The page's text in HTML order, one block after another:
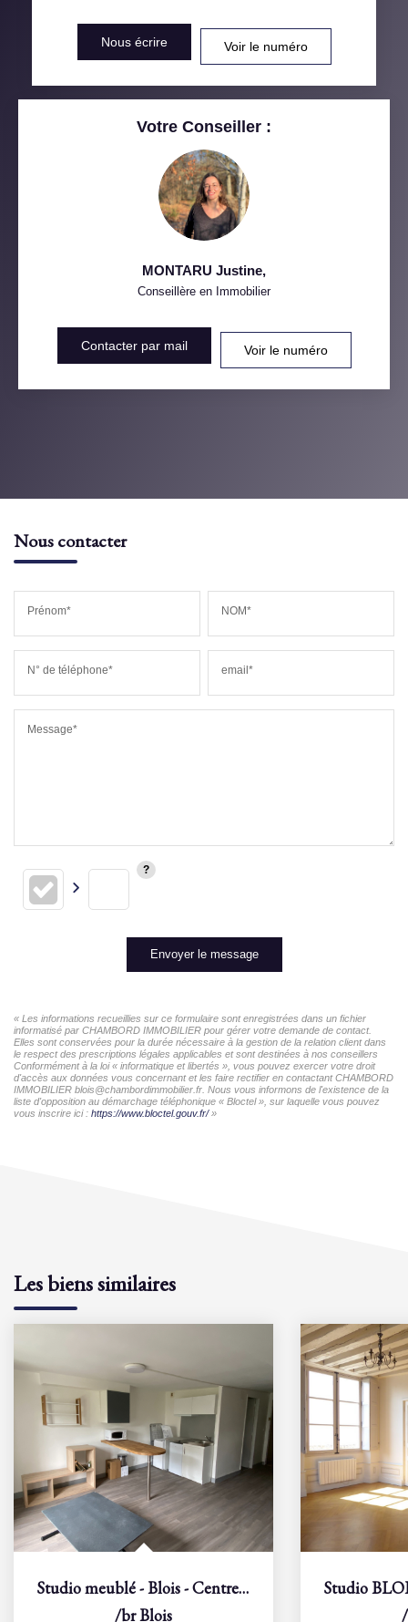
ECOLES ET CRÈCHES
Nous écrire Voir le numéro
Votre Conseiller :
MONTARU Justine,
Conseillère en Immobilier
Contacter par mail Voir le numéro
Nous contacter
Prénom* NOM*
N° de téléphone* email*
Message*
Envoyer le message
« Les informations recueillies sur ce formulaire sont enregistrées dans un fichier
informatisé par CHAMBORD IMMOBILIER pour gérer votre demande de contact.
Elles sont conservées pour la durée nécessaire à la gestion de la relation client dans
le respect des prescriptions légales applicables et sont destinées à nos conseillers
Conformément à la loi « informatique et libertés », vous pouvez exercer votre droit
d'accès aux données vous concernant et les faire rectifier en contactant CHAMBORD
IMMOBILIER blois@chambordimmobilier.fr. Nous vous informons de l'existence de la
liste d'opposition au démarchage téléphonique « Bloctel », sur laquelle vous pouvez
vous inscrire ici : https://www.bloctel.gouv.fr/»
Les biens similaires
Studio meublé - Blois - Centre-ville
/brBlois